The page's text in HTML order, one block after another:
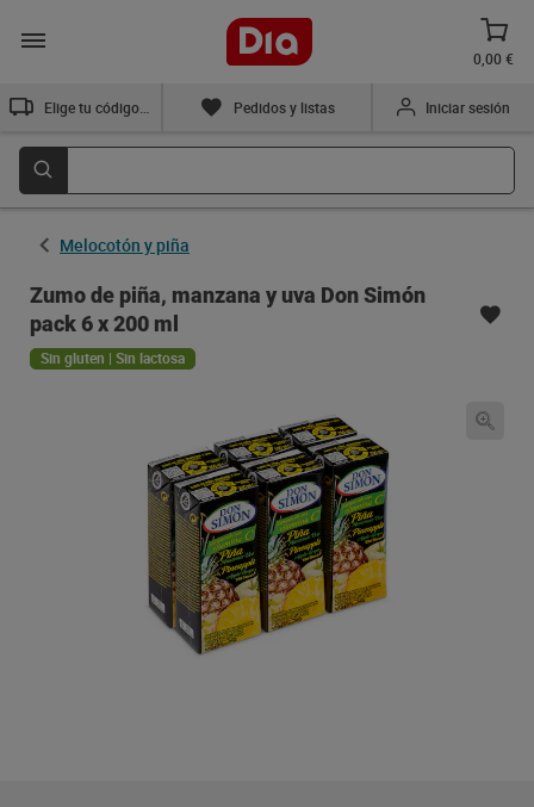
0,00 €
Pedidos y listas Iniciar sesión
Melocotón y piña
Zumo de piña, manzana y uva Don Simón
pack 6 x 200 ml
Sin gluten | Sin lactosa